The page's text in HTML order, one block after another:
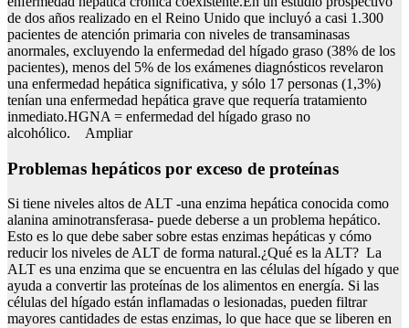
de dos años realizado en el Reino Unido que incluyó a casi 1.300
pacientes de atención primaria con niveles de transaminasas
anormales, excluyendo la enfermedad del hígado graso (38% de los
pacientes), menos del 5% de los exámenes diagnósticos revelaron
una enfermedad hepática significativa, y sólo 17 personas (1,3%)
tenían una enfermedad hepática grave que requería tratamiento
inmediato.HGNA = enfermedad del hígado graso no
alcohólico. Ampliar
Problemas hepáticos por exceso de proteínas
Si tiene niveles altos de ALT -una enzima hepática conocida como
alanina aminotransferasa- puede deberse a un problema hepático.
Esto es lo que debe saber sobre estas enzimas hepáticas y cómo
reducir los niveles de ALT de forma natural.¿Qué es la ALT? La
ALT es una enzima que se encuentra en las células del hígado y que
ayuda a convertir las proteínas de los alimentos en energía. Si las
células del hígado están inflamadas o lesionadas, pueden filtrar
mayores cantidades de estas enzimas, lo que hace que se liberen en